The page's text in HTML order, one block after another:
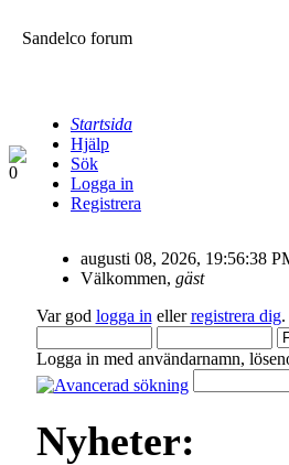
Sandelco forum
Startsida
Hjälp
Sök
Logga in
Registrera
augusti 08, 2026, 19:56:38
Välkommen, gäst
Var god logga in ellerregistrera dig.
Logga in med användarnamn,
Nyheter: